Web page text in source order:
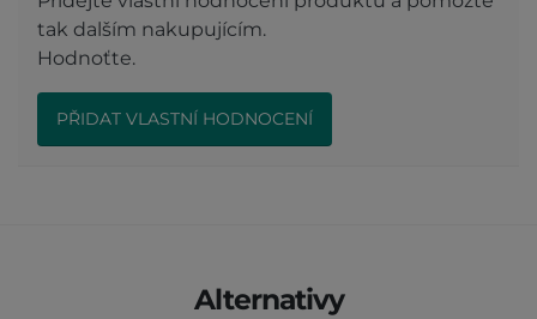
tak dalším nakupujícím.
Hodnoťte.
PŘIDAT VLASTNÍ HODNOCENÍ
Alternativy